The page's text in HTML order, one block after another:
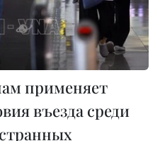
применяет
въезда среди